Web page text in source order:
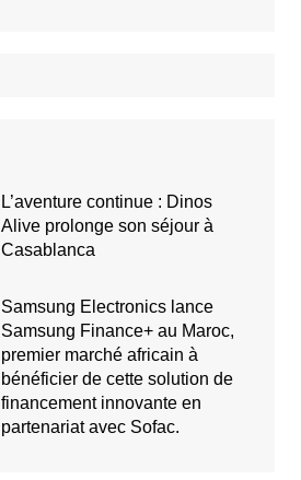
L’aventure continue : Dinos
Alive prolonge son séjour à
Casablanca
Samsung Electronics lance
Samsung Finance+ au Maroc,
premier marché africain à
bénéficier de cette solution de
financement innovante en
partenariat avec Sofac.